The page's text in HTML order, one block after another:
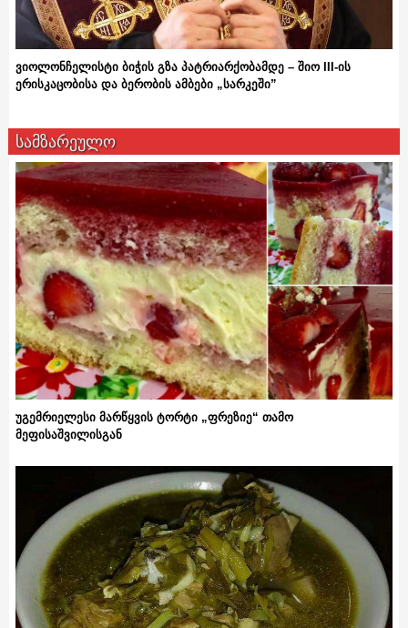
ვიოლონჩელისტი ბიჭის გზა პატრიარქობამდე – შიო III-ის
ერისკაცობისა და ბერობის ამბები „სარკეში”
სამზარეულო
უგემრიელესი მარწყვის ტორტი „ფრეზიე“ თამო
მეფისაშვილისგან